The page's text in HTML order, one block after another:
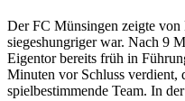
Der FC Münsingen zeigte von
siegeshungriger war. Nach 9
Eigentor bereits früh in
Minuten vor Schluss verdient,
spielbestimmende Team. In